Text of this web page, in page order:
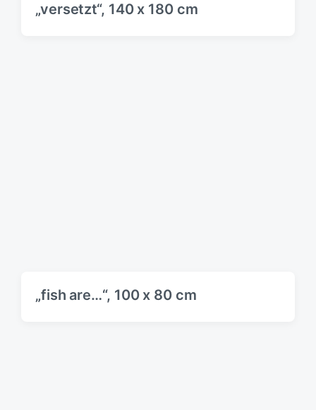
„versetzt“, 140 x 180 cm
„fish are…“, 100 x 80 cm